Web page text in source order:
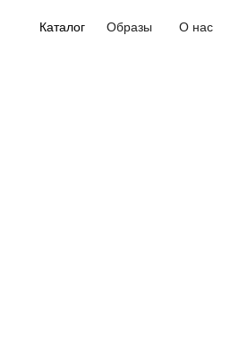
Каталог Образы О нас